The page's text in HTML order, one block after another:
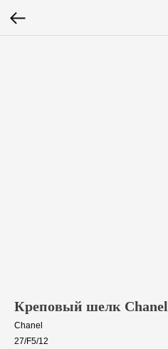
Креповый шелк Chanel
Chanel
27/F5/12